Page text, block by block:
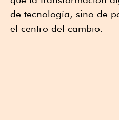
de tecnología, sino de
el centro del cambio.